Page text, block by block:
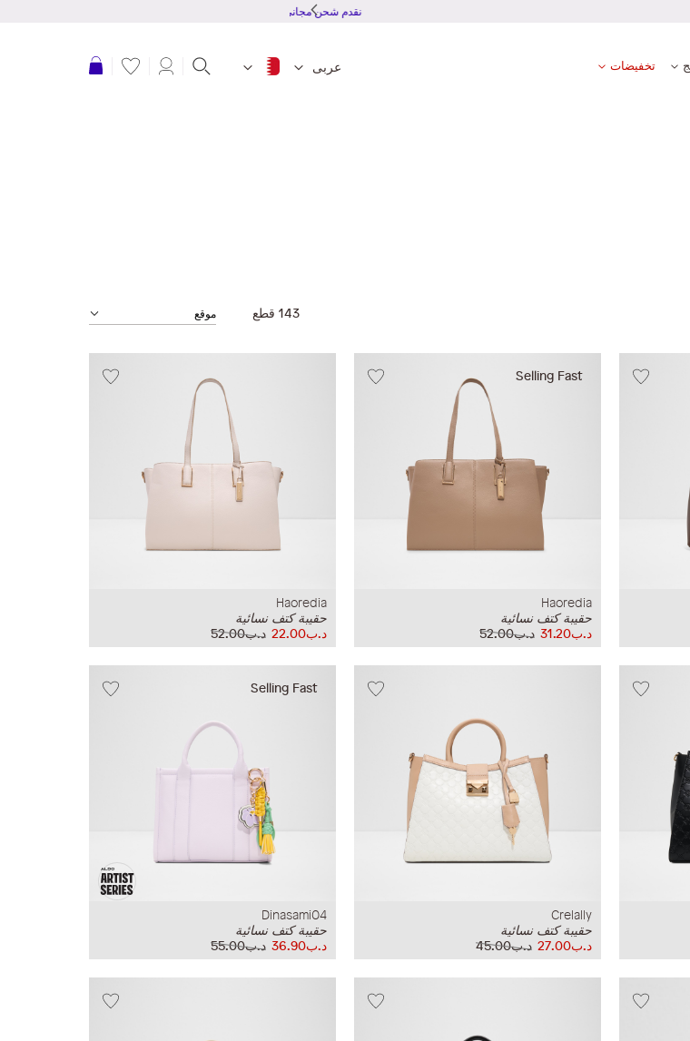
تخفيضات عربى عربة التسوق
143 قطع
Selling Fast
Haoredia
حقيبة كتف نسائية
د.ب52.00
د.ب31.20
Haoredia
حقيبة كتف نسائية
د.ب52.00
د.ب22.00
Crelally
حقيبة كتف نسائية
د.ب45.00
د.ب27.00
Selling Fast
Dinasami04
حقيبة كتف نسائية
د.ب55.00
د.ب36.90